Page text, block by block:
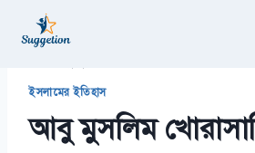
ইসলামের ইতিহাস
আবু মুসলিম